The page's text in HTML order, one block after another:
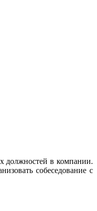
должностей в компании.
собеседование с